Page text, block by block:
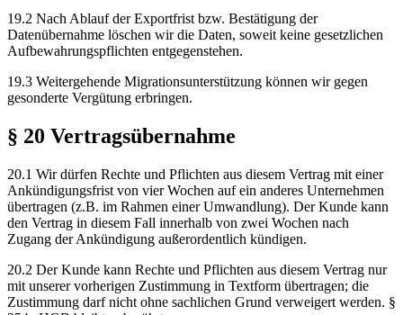
19.2 Nach Ablauf der Exportfrist bzw. Bestätigung der
Datenübernahme löschen wir die Daten, soweit keine gesetzlichen
Aufbewahrungspflichten entgegenstehen.
19.3 Weitergehende Migrationsunterstützung können wir gegen
gesonderte Vergütung erbringen.
§ 20 Vertragsübernahme
20.1 Wir dürfen Rechte und Pflichten aus diesem Vertrag mit einer
Ankündigungsfrist von vier Wochen auf ein anderes Unternehmen
übertragen (z.B. im Rahmen einer Umwandlung). Der Kunde kann
den Vertrag in diesem Fall innerhalb von zwei Wochen nach
Zugang der Ankündigung außerordentlich kündigen.
20.2 Der Kunde kann Rechte und Pflichten aus diesem Vertrag nur
mit unserer vorherigen Zustimmung in Textform übertragen; die
Zustimmung darf nicht ohne sachlichen Grund verweigert werden. §